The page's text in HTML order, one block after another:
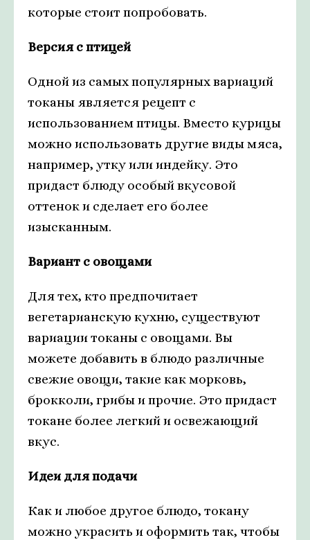
которые стоит попробовать.
Версия с птицей
Одной из самых популярных вариаций
токаны является рецепт с
использованием птицы. Вместо курицы
можно использовать другие виды мяса,
например, утку или индейку. Это
придаст блюду особый вкусовой
оттенок и сделает его более
изысканным.
Вариант с овощами
Для тех, кто предпочитает
вегетарианскую кухню, существуют
вариации токаны с овощами. Вы
можете добавить в блюдо различные
свежие овощи, такие как морковь,
брокколи, грибы и прочие. Это придаст
токане более легкий и освежающий
вкус.
Идеи для подачи
Как и любое другое блюдо, токану
можно украсить и оформить так, чтобы